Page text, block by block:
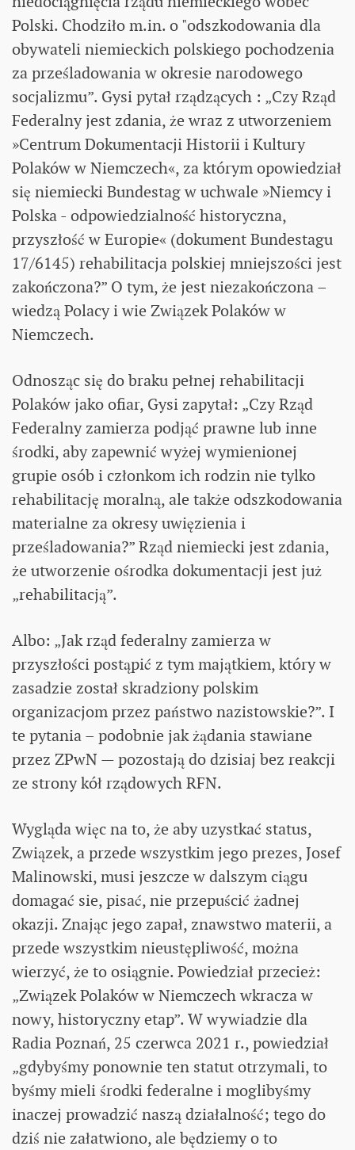
Polski. Chodziło m.in. o "odszkodowania dla
obywateli niemieckich polskiego pochodzenia
za prześladowania w okresie narodowego
socjalizmu”. Gysi pytał rządzących : „Czy Rząd
Federalny jest zdania, że wraz z utworzeniem
»Centrum Dokumentacji Historii i Kultury
Polaków w Niemczech«, za którym opowiedział
się niemiecki Bundestag w uchwale »Niemcy i
Polska - odpowiedzialność historyczna,
przyszłość w Europie« (dokument Bundestagu
17/6145) rehabilitacja polskiej mniejszości jest
zakończona?” O tym, że jest niezakończona –
wiedzą Polacy i wie Związek Polaków w
Niemczech.
Odnosząc się do braku pełnej rehabilitacji
Polaków jako ofiar, Gysi zapytał: „Czy Rząd
Federalny zamierza podjąć prawne lub inne
środki, aby zapewnić wyżej wymienionej
grupie osób i członkom ich rodzin nie tylko
rehabilitację moralną, ale także odszkodowania
materialne za okresy uwięzienia i
prześladowania?” Rząd niemiecki jest zdania,
że ​​utworzenie ośrodka dokumentacji jest już
„rehabilitacją”.
Albo: „Jak rząd federalny zamierza w
przyszłości postąpić z tym majątkiem, który w
zasadzie został skradziony polskim
organizacjom przez państwo nazistowskie?”. I
te pytania – podobnie jak żądania stawiane
przez ZPwN — pozostają do dzisiaj bez reakcji
ze strony kół rządowych RFN.
Wygląda więc na to, że aby uzystkać status,
Związek, a przede wszystkim jego prezes, Josef
Malinowski, musi jeszcze w dalszym ciągu
domagać sie, pisać, nie przepuścić żadnej
okazji. Znając jego zapał, znawstwo materii, a
przede wszystkim nieustępliwość, można
wierzyć, że to osiągnie. Powiedział przecież:
„Związek Polaków w Niemczech wkracza w
nowy, historyczny etap”. W wywiadzie dla
Radia Poznań, 25 czerwca 2021 r., powiedział
„gdybyśmy ponownie ten statut otrzymali, to
byśmy mieli środki federalne i moglibyśmy
inaczej prowadzić naszą działalność; tego do
dziś nie załatwiono, ale będziemy o to